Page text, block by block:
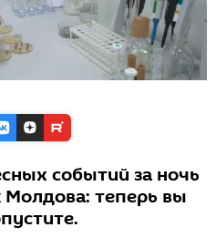
событий за ночь
теперь вы